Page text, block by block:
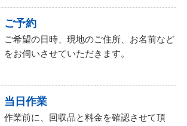
ご予約
ご希望の日時、現地のご住所、お名前など
をお伺いさせていただきます。
当日作業
作業前に、回収品と料金を確認させて頂